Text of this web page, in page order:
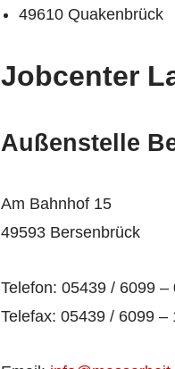
49610 Quakenbrück
Jobcenter
Außenstelle
Am Bahnhof 15
49593 Bersenbrück
Telefon: 05439 / 6099 –
Telefax: 05439 / 6099 –